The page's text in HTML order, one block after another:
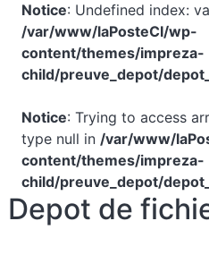
Notice: Undefined index:
/var/www/laPosteCI/wp-
content/themes/impreza-
child/preuve_depot/
Notice: Trying to access
type null in /var/www/
content/themes/impreza-
child/preuve_depot/
Depot de